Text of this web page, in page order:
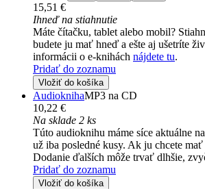
15,51 €
Ihneď na stiahnutie
Máte čítačku, tablet alebo mobil?
budete ju mať hneď a ešte aj ušetríte
informácii o e-knihách nájdete tu.
Pridať do zoznamu
Vložiť do košíka
AudioknihaMP3 na CD
10,22 €
Na sklade 2 ks
Túto audioknihu máme síce aktuálne
už iba posledné kusy. Ak ju chcete
Dodanie ďalších môže trvať dlhšie,
Pridať do zoznamu
Vložiť do košíka